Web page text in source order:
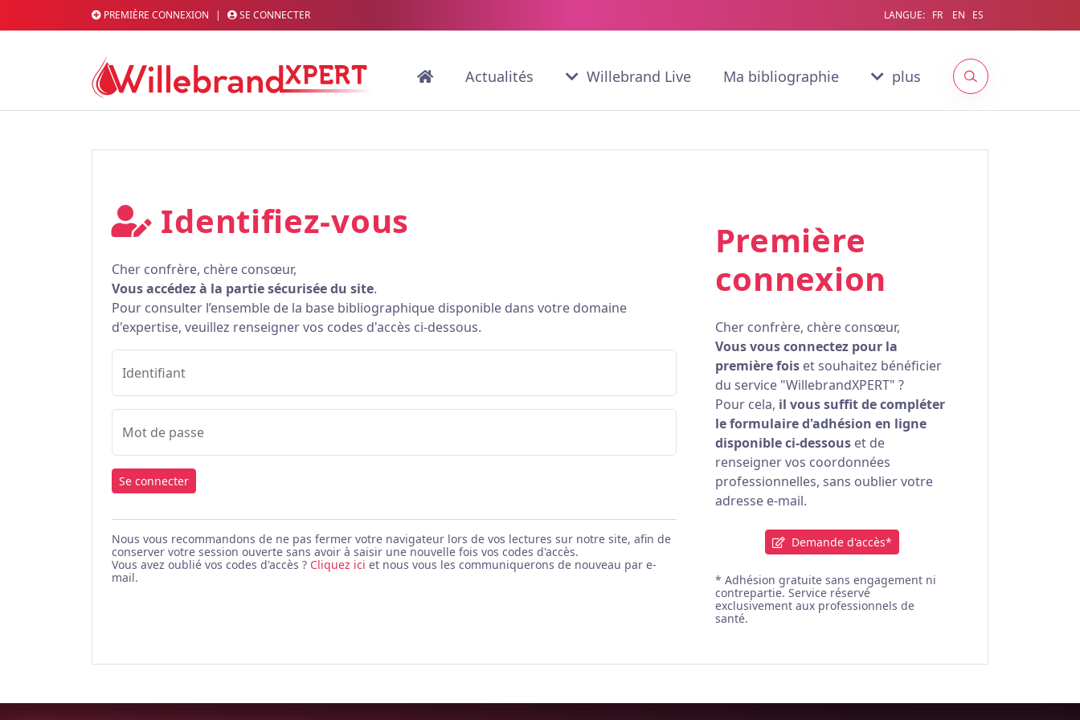
PREMIÈRE CONNEXION | SE CONNECTER LANGUE: FR EN ES
Actualités Willebrand Live Ma bibliographie plus
Identifiez-vous
Cher confrère, chère consœur,
Vous accédez à la partie sécurisée du site.
Pour consulter l’ensemble de la base bibliographique disponible dans votre domaine
d'expertise, veuillez renseigner vos codes d'accès ci-dessous.
Identifiant
Mot de passe
Se connecter
Nous vous recommandons de ne pas fermer votre navigateur lors de vos lectures sur notre site, afin de
conserver votre session ouverte sans avoir à saisir une nouvelle fois vos codes d'accès.
Vous avez oublié vos codes d'accès ? Cliquez ici et nous vous les communiquerons de nouveau par e-
mail.
Première
connexion
Cher confrère, chère consœur,
Vous vous connectez pour la
première foiset souhaitez bénéficier
du service "WillebrandXPERT" ?
Pour cela, il vous suffit de compléter
le formulaire d'adhésion en ligne
disponible ci-dessouset de
renseigner vos coordonnées
professionnelles, sans oublier votre
adresse e-mail.
Demande d'accès*
* Adhésion gratuite sans engagement ni
contrepartie. Service réservé
exclusivement aux professionnels de
santé.